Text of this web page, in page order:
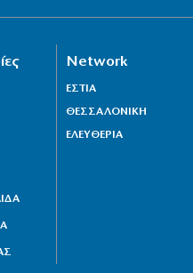
Network
ΕΣΤΙΑ
ΘΕΣΣΑΛΟΝΙΚΗ
ΕΛΕΥΘΕΡΙΑ